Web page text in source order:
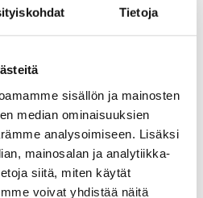
Tietoja
sisällön ja mainosten
median ominaisuuksien
analysoimiseen. Lisäksi
mainosalan ja analytiikka-
siitä, miten käytät
voivat yhdistää näitä